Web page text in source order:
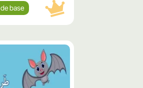
base